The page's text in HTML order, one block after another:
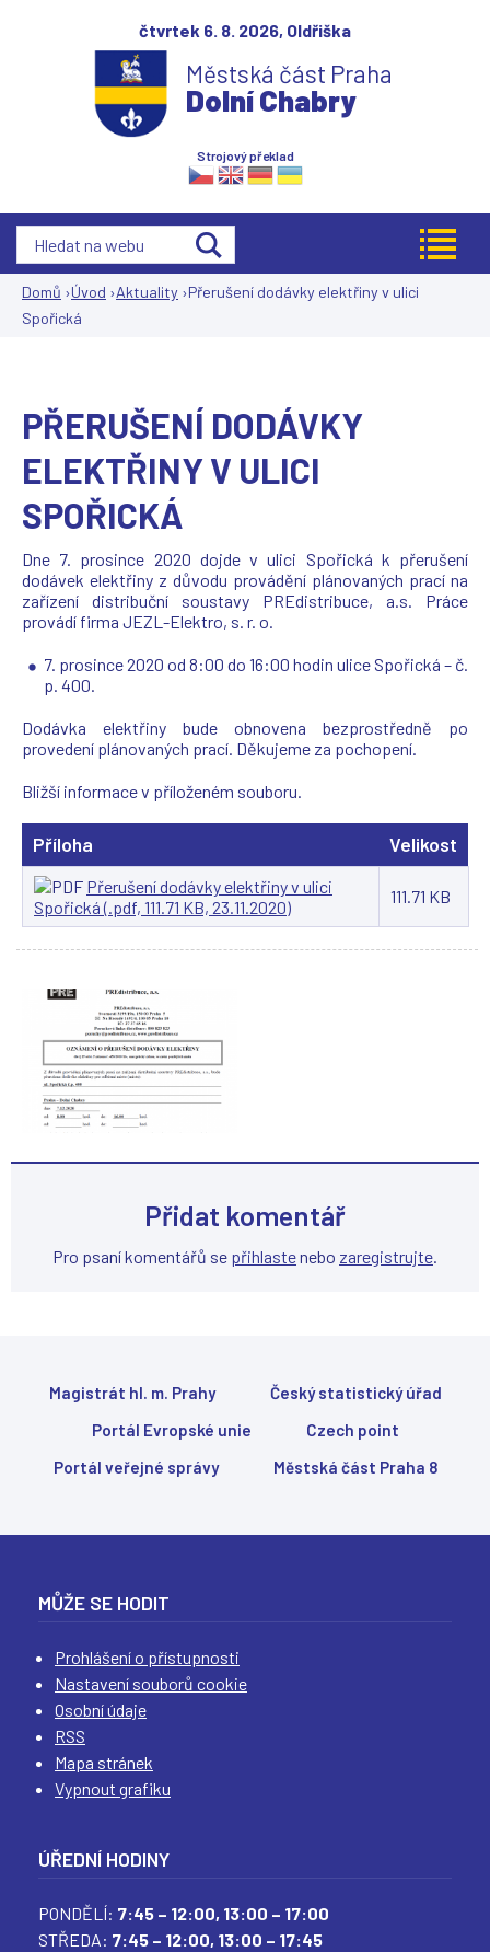
čtvrtek 6. 8. 2026, Oldřiška
Městská část Praha
Dolní Chabry
Strojový překlad
( (
Jste
Domů ›Úvod ›Aktuality ›Přerušení dodávky elektřiny v ulici
Spořická
PŘERUŠENÍ DODÁVKY
ELEKTŘINY V ULICI
SPOŘICKÁ
Dne 7. prosince 2020 dojde v ulici Spořická k přerušení
dodávek elektřiny z důvodu provádění plánovaných prací na
zařízení distribuční soustavy PREdistribuce, a.s. Práce
provádí firma JEZL-Elektro, s. r. o.
7. prosince 2020 od 8:00 do 16:00 hodin ulice Spořická – č.
p. 400.
Dodávka elektřiny bude obnovena bezprostředně po
provedení plánovaných prací. Děkujeme za pochopení.
Bližší informace v příloženém souboru.
Příloha Velikost
Přerušení dodávky elektřiny v ulici
Spořická (.pdf, 111.71 KB, 23.11.2020)
111.71 KB
Přidat komentář
Pro psaní komentářů se přihlastenebo zaregistrujte.
Magistrát hl. m. Prahy
Český statistický úřad
Portál Evropské unie
Czech point
Portál veřejné správy
Městská část Praha 8
MŮŽE SE HODIT
Prohlášení o přístupnosti
Nastavení souborů cookie
Osobní údaje
RSS
Mapa stránek
Vypnout grafiku
ÚŘEDNÍ HODINY
PONDĚLÍ: 7:45 – 12:00, 13:00 – 17:00
STŘEDA: 7:45 – 12:00, 13:00 – 17:45